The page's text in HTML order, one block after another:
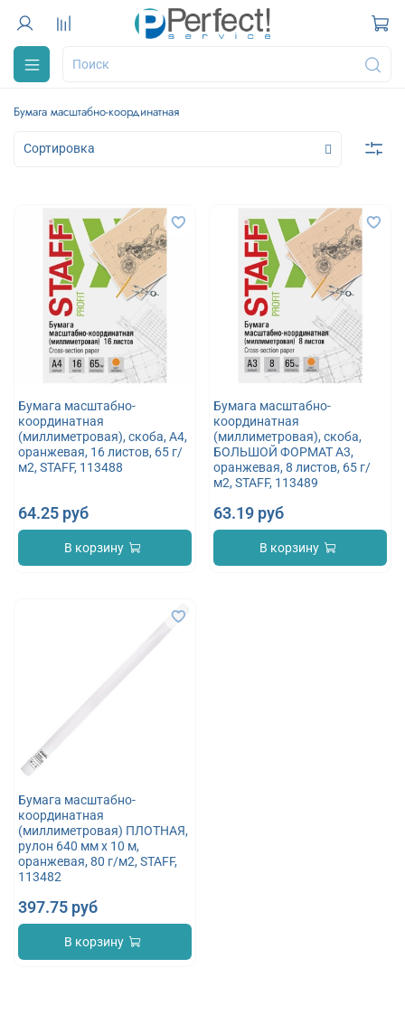
Бумага масштабно-координатная
Бумага масштабно-
координатная
(миллиметровая), скоба, А4,
оранжевая, 16 листов, 65 г/
м2, STAFF, 113488
64.25 руб
В корзину
Бумага масштабно-
координатная
(миллиметровая), скоба,
БОЛЬШОЙ ФОРМАТ А3,
оранжевая, 8 листов, 65 г/
м2, STAFF, 113489
63.19 руб
В корзину
Бумага масштабно-
координатная
(миллиметровая) ПЛОТНАЯ,
рулон 640 мм х 10 м,
оранжевая, 80 г/м2, STAFF,
113482
397.75 руб
В корзину